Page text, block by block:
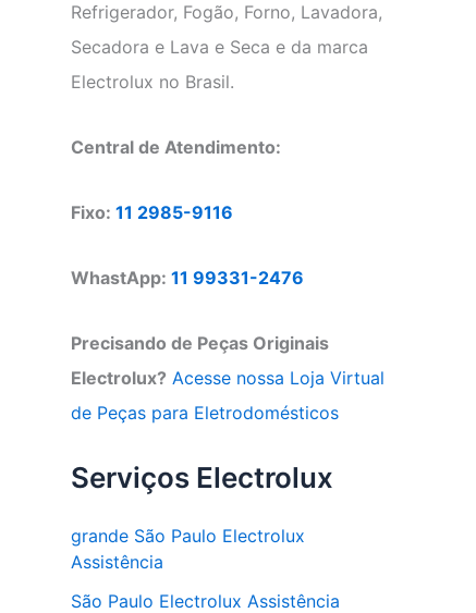
Refrigerador, Fogão, Forno, Lavadora,
Secadora e Lava e Seca e da marca
Electrolux no Brasil.
Central de Atendimento:
Fixo: 11 2985-9116
WhastApp: 11 99331-2476
Precisando de Peças Originais
Electrolux? Acesse nossa Loja Virtual
de Peças para Eletrodomésticos
Serviços Electrolux
grande São Paulo Electrolux
Assistência
São Paulo Electrolux Assistência